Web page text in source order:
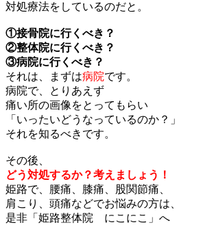
対処療法をしているのだと。
①接骨院に行くべき？
②整体院に行くべき？
③病院に行くべき？
それは、まずは病院です。
病院で、とりあえず
痛い所の画像をとってもらい
「いったいどうなっているのか？」
それを知るべきです。
その後、
どう対処するか？考えましょう！
姫路で、腰痛、膝痛、股関節痛、
肩こり、頭痛などでお悩みの方は、
是非「姫路整体院 にこにこ」へ